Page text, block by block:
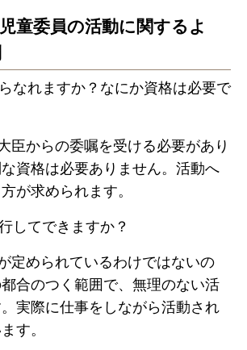
童委員の活動に関するよ
なれますか？なにか資格は必要で
臣からの委嘱を受ける必要があり
資格は必要ありません。活動へ
が求められます。
してできますか？
定められているわけではないの
合のつく範囲で、無理のない活
実際に仕事をしながら活動され
す。